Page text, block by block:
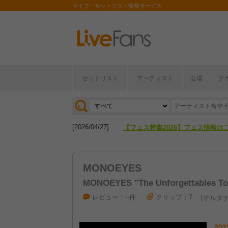
ライブ・セットリスト情報サービス
セットリスト アーティスト 会場 チ
[2026/07/28] 【ライブ動員ランキング】2026年
[2026/04/27] 【フェス特集2026】フェス情報は
MONOEYES
MONOEYES "The Unforgettables
レビュー：--件 クリップ：7 オルタ